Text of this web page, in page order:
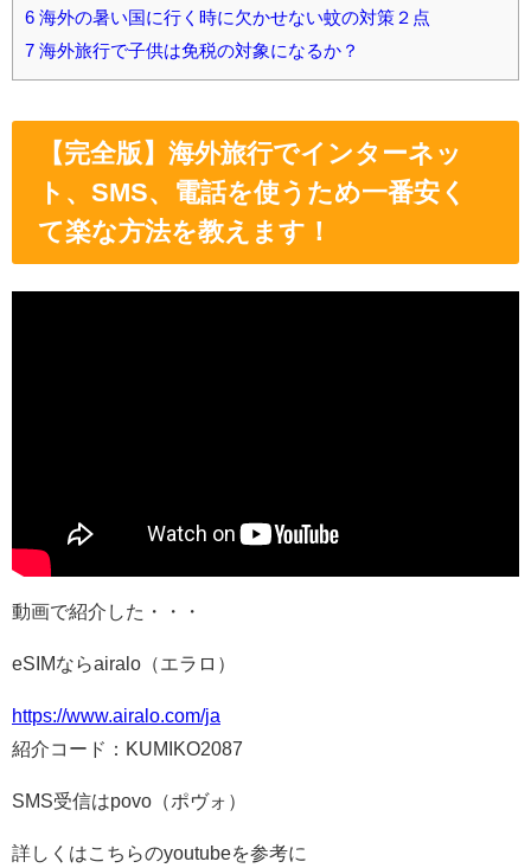
6 海外の暑い国に行く時に欠かせない蚊の対策２点
7 海外旅行で子供は免税の対象になるか？
【完全版】海外旅行でインターネッ
ト、SMS、電話を使うため一番安く
て楽な方法を教えます！
動画で紹介した・・・
eSIMならairalo（エラロ）
https://www.airalo.com/ja
紹介コード：KUMIKO2087
SMS受信はpovo（ポヴォ）
詳しくはこちらのyoutubeを参考に